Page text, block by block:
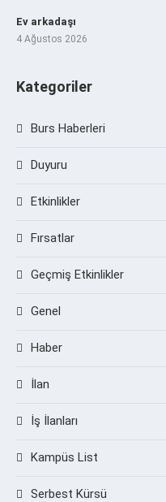
Ev arkadaşı
4 Ağustos 2026
Kategoriler
Burs Haberleri
Duyuru
Etkinlikler
Fırsatlar
Geçmiş Etkinlikler
Genel
Haber
İlan
İş İlanları
Kampüs List
Serbest Kürsü